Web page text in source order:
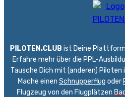
PILOTEN.CLUB ist Deine
Erfahre mehr über die PPL-
Tausche Dich mit (anderen) Piloten
Mache einen Schnupperflug oder
Flugzeug von den Flugplätzen